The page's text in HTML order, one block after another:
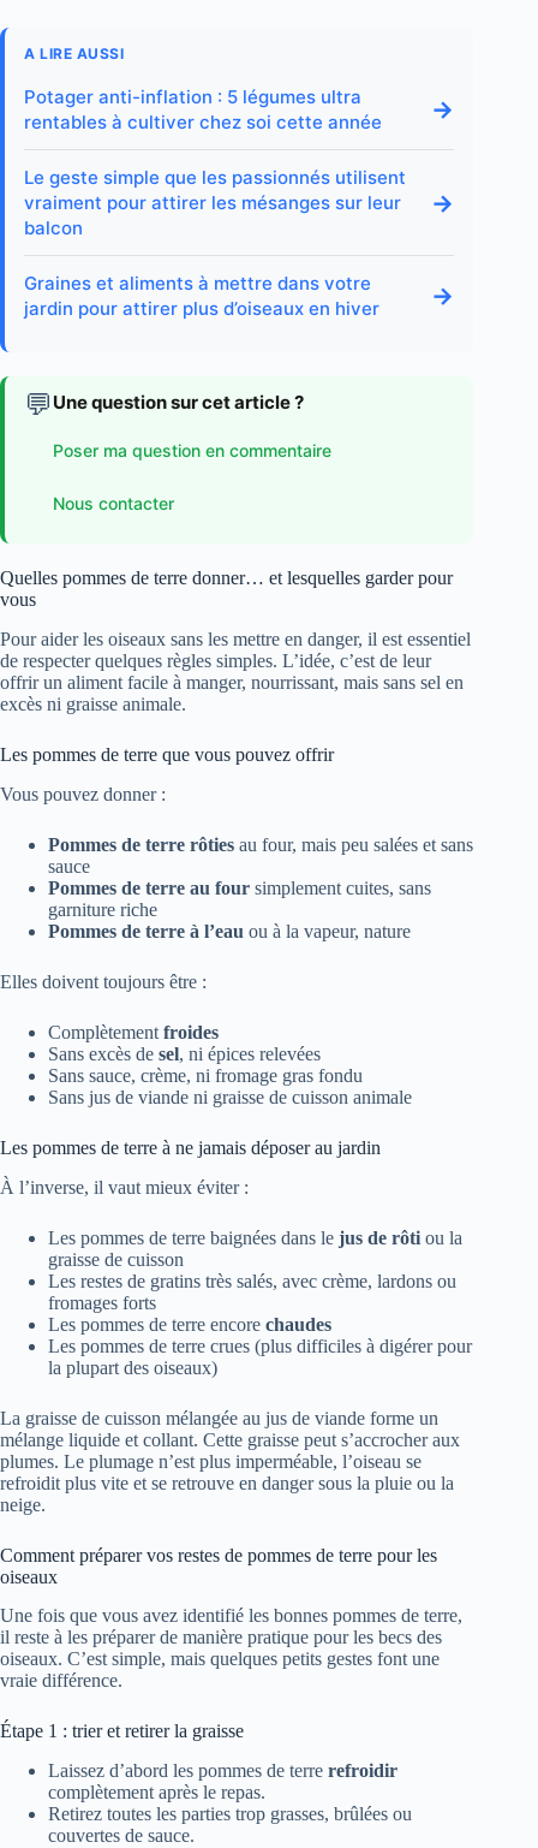
A LIRE AUSSI
Potager anti-inflation : 5 légumes ultra
rentables à cultiver chez soi cette année
→
Le geste simple que les passionnés utilisent
vraiment pour attirer les mésanges sur leur
balcon
→
Graines et aliments à mettre dans votre
jardin pour attirer plus d’oiseaux en hiver
→
💬 Une question sur cet article ?
Poser ma question en commentaire
Nous contacter
Quelles pommes de terre donner… et lesquelles garder pour
vous
Pour aider les oiseaux sans les mettre en danger, il est essentiel
de respecter quelques règles simples. L’idée, c’est de leur
offrir un aliment facile à manger, nourrissant, mais sans sel en
excès ni graisse animale.
Les pommes de terre que vous pouvez offrir
Vous pouvez donner :
Pommes de terre rôties au four, mais peu salées et sans
sauce
Pommes de terre au four simplement cuites, sans
garniture riche
Pommes de terre à l’eau ou à la vapeur, nature
Elles doivent toujours être :
Complètement froides
Sans excès de sel, ni épices relevées
Sans sauce, crème, ni fromage gras fondu
Sans jus de viande ni graisse de cuisson animale
Les pommes de terre à ne jamais déposer au jardin
À l’inverse, il vaut mieux éviter :
Les pommes de terre baignées dans le jus de rôti ou la
graisse de cuisson
Les restes de gratins très salés, avec crème, lardons ou
fromages forts
Les pommes de terre encore chaudes
Les pommes de terre crues (plus difficiles à digérer pour
la plupart des oiseaux)
La graisse de cuisson mélangée au jus de viande forme un
mélange liquide et collant. Cette graisse peut s’accrocher aux
plumes. Le plumage n’est plus imperméable, l’oiseau se
refroidit plus vite et se retrouve en danger sous la pluie ou la
neige.
Comment préparer vos restes de pommes de terre pour les
oiseaux
Une fois que vous avez identifié les bonnes pommes de terre,
il reste à les préparer de manière pratique pour les becs des
oiseaux. C’est simple, mais quelques petits gestes font une
vraie différence.
Étape 1 : trier et retirer la graisse
Laissez d’abord les pommes de terre refroidir
complètement après le repas.
Retirez toutes les parties trop grasses, brûlées ou
couvertes de sauce.